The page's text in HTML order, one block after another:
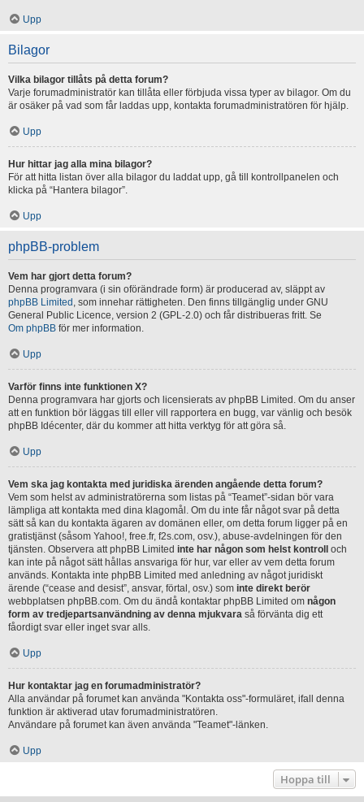
Upp
Bilagor
Vilka bilagor tillåts på detta forum?
Varje forumadministratör kan tillåta eller förbjuda vissa typer av bilagor. Om du
är osäker på vad som får laddas upp, kontakta forumadministratören för hjälp.
Upp
Hur hittar jag alla mina bilagor?
För att hitta listan över alla bilagor du laddat upp, gå till kontrollpanelen och
klicka på “Hantera bilagor”.
Upp
phpBB-problem
Vem har gjort detta forum?
Denna programvara (i sin oförändrade form) är producerad av, släppt av
phpBB Limited , som innehar rättigheten. Den finns tillgänglig under GNU
General Public Licence, version 2 (GPL-2.0) och får distribueras fritt. Se
Om phpBB för mer information.
Upp
Varför finns inte funktionen X?
Denna programvara har gjorts och licensierats av phpBB Limited. Om du anser
att en funktion bör läggas till eller vill rapportera en bugg, var vänlig och besök
phpBB Idécenter, där du kommer att hitta verktyg för att göra så.
Upp
Vem ska jag kontakta med juridiska ärenden angående detta forum?
Vem som helst av administratörerna som listas på “Teamet”-sidan bör vara
lämpliga att kontakta med dina klagomål. Om du inte får något svar på detta
sätt så kan du kontakta ägaren av domänen eller, om detta forum ligger på en
gratistjänst (såsom Yahoo!, free.fr, f2s.com, osv.), abuse-avdelningen för den
tjänsten. Observera att phpBB Limited inte har någon som helst kontroll
och
kan inte på något sätt hållas ansvariga för hur, var eller av vem detta forum
används. Kontakta inte phpBB Limited med anledning av något juridiskt
ärende (“cease and desist”, ansvar, förtal, osv.) som inte direkt berör
webbplatsen phpBB.com. Om du ändå kontaktar phpBB Limited om någon
form av tredjepartsanvändning av denna mjukvara så förvänta dig ett
fåordigt svar eller inget svar alls.
Upp
Hur kontaktar jag en forumadministratör?
Alla användar på forumet kan använda "Kontakta oss"-formuläret, ifall denna
funktion är aktiverad utav forumadministratören.
Användare på forumet kan även använda "Teamet"-länken.
Upp
Hoppa till